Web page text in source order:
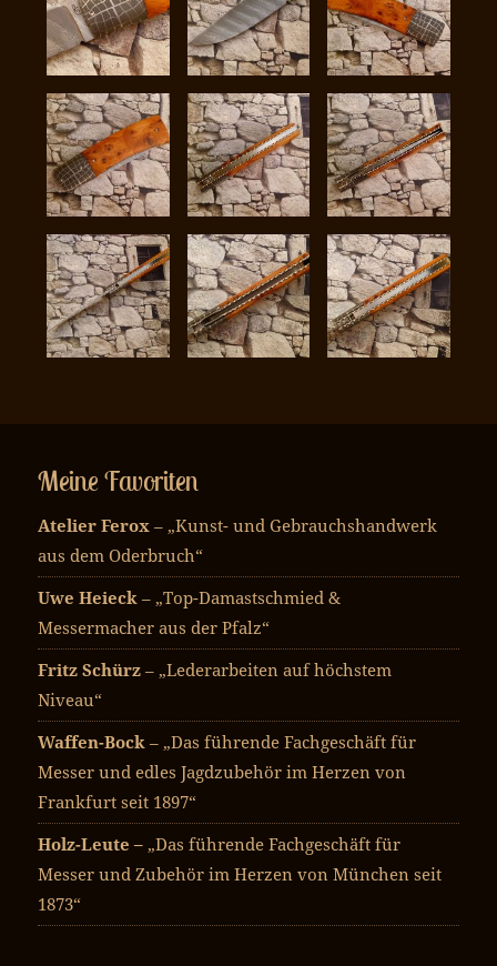
Meine Favoriten
Atelier Ferox– „Kunst- und Gebrauchshandwerk
aus dem Oderbruch“
Uwe Heieck – „Top-Damastschmied &
Messermacher aus der Pfalz“
Fritz Schürz– „Lederarbeiten auf höchstem
Niveau“
Waffen-Bock – „Das führende Fachgeschäft für
Messer und edles Jagdzubehör im Herzen von
Frankfurt seit 1897“
Holz-Leute –„Das führende Fachgeschäft für
Messer und Zubehör im Herzen von München seit
1873“